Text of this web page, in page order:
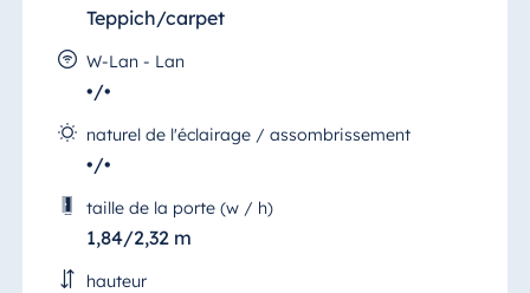
Teppich/carpet
W-Lan - Lan
•/•
naturel de l'éclairage / assombrissement
•/•
taille de la porte (w / h)
1,84/2,32 m
hauteur